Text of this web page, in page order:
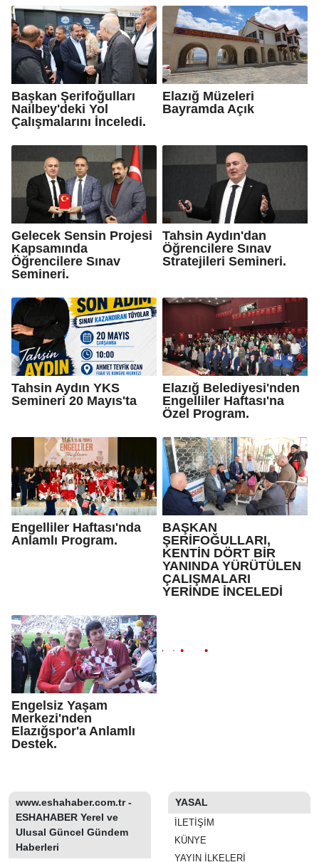
Başkan Şerifoğulları
Nailbey'deki Yol
Çalışmalarını İnceledi.
Elazığ Müzeleri
Bayramda Açık
Gelecek Sensin Projesi
Kapsamında
Öğrencilere Sınav
Semineri.
Tahsin Aydın'dan
Öğrencilere Sınav
Stratejileri Semineri.
Tahsin Aydın YKS
Semineri 20 Mayıs'ta
Elazığ Belediyesi'nden
Engelliler Haftası'na
Özel Program.
Engelliler Haftası'nda
Anlamlı Program.
BAŞKAN
ŞERİFOĞULLARI,
KENTİN DÖRT BİR
YANINDA YÜRÜTÜLEN
ÇALIŞMALARI
YERİNDE İNCELEDİ
Engelsiz Yaşam
Merkezi'nden
Elazığspor'a Anlamlı
Destek.
www.eshahaber.com.tr -
ESHAHABER Yerel ve
Ulusal Güncel Gündem
Haberleri
YASAL
İLETIŞIM
KÜNYE
YAYIN İLKELERI